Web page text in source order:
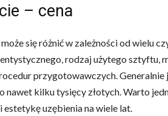
– cena
się różnić w zależności od wielu
rodzaj użytego sztyftu,
przygotowawczych.
nawet kilku tysięcy złotych. Warto
uzębienia na wiele lat.